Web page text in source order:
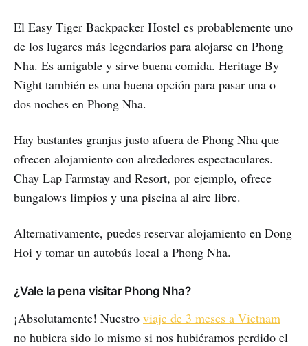
El Easy Tiger Backpacker Hostel es probablemente uno
de los lugares más legendarios para alojarse en Phong
Nha. Es amigable y sirve buena comida. Heritage By
Night también es una buena opción para pasar una o
dos noches en Phong Nha.
Hay bastantes granjas justo afuera de Phong Nha que
ofrecen alojamiento con alrededores espectaculares.
Chay Lap Farmstay and Resort, por ejemplo, ofrece
bungalows limpios y una piscina al aire libre.
Alternativamente, puedes reservar alojamiento en Dong
Hoi y tomar un autobús local a Phong Nha.
¿Vale la pena visitar Phong Nha?
¡Absolutamente! Nuestro viaje de 3 meses a Vietnam
no hubiera sido lo mismo si nos hubiéramos perdido el